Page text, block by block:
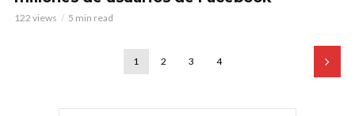
122 views 5 min read
1 2 3 4